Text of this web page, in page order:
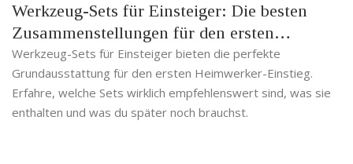
Werkzeug-Sets für Einsteiger: Die besten
Zusammenstellungen für den ersten
Heimwerker-Einstieg
Werkzeug-Sets für Einsteiger bieten die perfekte
Grundausstattung für den ersten Heimwerker-Einstieg.
Erfahre, welche Sets wirklich empfehlenswert sind, was sie
enthalten und was du später noch brauchst.